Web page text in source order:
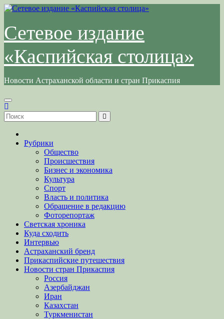
Перейти
содержимому
Сетевое издание
«Каспийская столица»
Новости Астраханской области и стран Прикаспия
Рубрики
Общество
Происшествия
Бизнес и экономика
Культура
Спорт
Власть и политика
Обращение в редакцию
Фоторепортаж
Светская хроника
Куда сходить
Интервью
Астраханский бренд
Прикаспийские путешествия
Новости стран Прикаспия
Россия
Азербайджан
Иран
Казахстан
Туркменистан